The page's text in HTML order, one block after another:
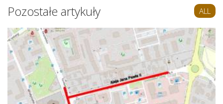
Pozostałe artykuły ALL